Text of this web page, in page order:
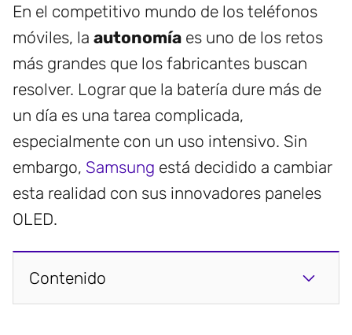
En el competitivo mundo de los teléfonos
móviles, la autonomía es uno de los retos
más grandes que los fabricantes buscan
resolver. Lograr que la batería dure más de
un día es una tarea complicada,
especialmente con un uso intensivo. Sin
embargo, Samsung está decidido a cambiar
esta realidad con sus innovadores paneles
OLED.
Contenido